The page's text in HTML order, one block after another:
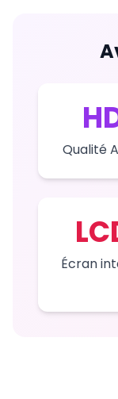
Qualité
Écran